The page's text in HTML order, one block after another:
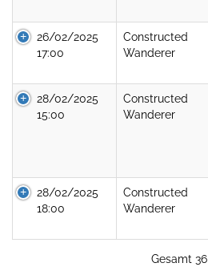
26/02/2025
17:00
Constructed
Wanderer
28/02/2025
15:00
Constructed
Wanderer
28/02/2025
18:00
Constructed
Wanderer
Gesamt 36